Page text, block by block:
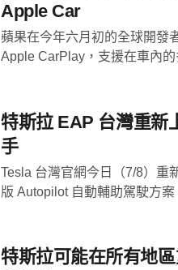
Apple Car
蘋果在今年六月初的全球開發
Apple CarPlay，支援在車內
特斯拉 EAP 台灣重新
手
Tesla 台灣官網今日（7/8）重
版 Autopilot 自動輔助駕駛方案
特斯拉可能在所有地